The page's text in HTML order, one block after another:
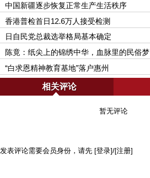
中国新疆逐步恢复正常生产生活秩序
香港普检首日12.6万人接受检测
日自民党总裁选举格局基本确定
陈竟：纸尖上的锦绣中华，血脉里的民俗梦
“白求恩精神教育基地”落户惠州
相关评论
暂无评论
发表评论需要会员身份，请先 [登录]/[注册]